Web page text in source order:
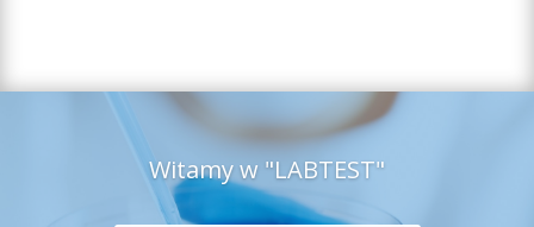
Witamy w "LABTEST"